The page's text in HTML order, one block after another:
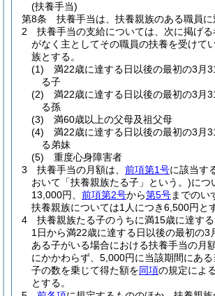
(扶養手当)
第8条
扶養手当は、扶養親族のある職員に
2
扶養手当の支給については、次に掲げ
がなく主としてその職員の扶養を受けて
族とする。
(1)
満22歳に達する日以後の最初の3月
る子
(2)
満22歳に達する日以後の最初の3月
る孫
(3)
満60歳以上の父母及祖父母
(4)
満22歳に達する日以後の最初の3月
る弟妹
(5)
重度心身障害者
3
扶養手当の月額は、 前項第1号に該当す
おいて「扶養親族たる子」という。)につ
13,000円、 前項第2号から第5号までのい
扶養親族については1人につき6,500円と
4
扶養親族たる子のうちに満15歳に達す
1日から満22歳に達する日以後の最初の3
ある子がいる場合における扶養手当の月額
にかかわらず、5,000円に当該期間にあ
子の数を乗じて得た額を同項の規定によ
とする。